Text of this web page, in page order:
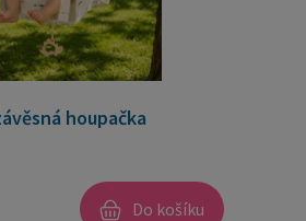
houpačka
Do košíku